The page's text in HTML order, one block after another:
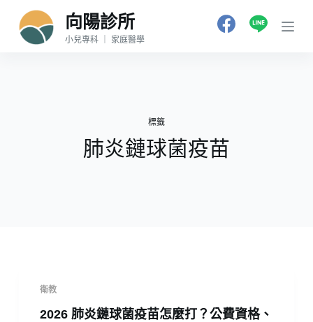
跳
至
向陽診所
小兒專科 ｜ 家庭醫學
標籤
肺炎鏈球菌疫苗
衛教
2026 肺炎鏈球菌疫苗怎麼打？公費資格、